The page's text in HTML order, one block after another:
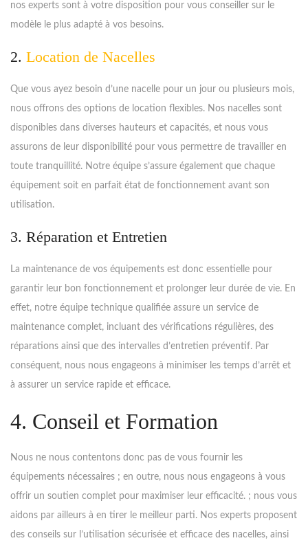
nos experts sont à votre disposition pour vous conseiller sur le
modèle le plus adapté à vos besoins.
2. Location de Nacelles
Que vous ayez besoin d’une nacelle pour un jour ou plusieurs mois,
nous offrons des options de location flexibles. Nos nacelles sont
disponibles dans diverses hauteurs et capacités, et nous vous
assurons de leur disponibilité pour vous permettre de travailler en
toute tranquillité. Notre équipe s’assure également que chaque
équipement soit en parfait état de fonctionnement avant son
utilisation.
3. Réparation et Entretien
La maintenance de vos équipements est donc essentielle pour
garantir leur bon fonctionnement et prolonger leur durée de vie. En
effet, notre équipe technique qualifiée assure un service de
maintenance complet, incluant des vérifications régulières, des
réparations ainsi que des intervalles d’entretien préventif. Par
conséquent, nous nous engageons à minimiser les temps d’arrêt et
à assurer un service rapide et efficace.
4. Conseil et Formation
Nous ne nous contentons donc pas de vous fournir les
équipements nécessaires ; en outre, nous nous engageons à vous
offrir un soutien complet pour maximiser leur efficacité. ; nous vous
aidons par ailleurs à en tirer le meilleur parti. Nos experts proposent
des conseils sur l’utilisation sécurisée et efficace des nacelles, ainsi